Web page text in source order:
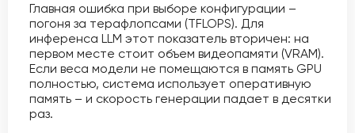
Главная ошибка при выборе конфигурации –
погоня за терафлопсами (TFLOPS). Для
инференса LLM этот показатель вторичен: на
первом месте стоит объем видеопамяти (VRAM).
Если веса модели не помещаются в память GPU
полностью, система использует оперативную
память – и скорость генерации падает в десятки
раз.